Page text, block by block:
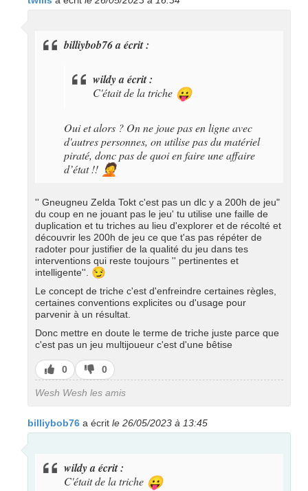
billiybob76 a écrit :
wildy a écrit :
C'était de la triche 😛
Oui et alors ? On ne joue pas en ligne avec
d'autres personnes, on utilise pas du matériel
piraté, donc pas de quoi en faire une affaire
d’état !! 🤦
'' Gneugneu Zelda Tokt c'est pas un dlc y a 200h de jeu"
du coup en ne jouant pas le jeu' tu utilise une faille de
duplication et tu triches au lieu d'explorer et de récolté et
découvrir les 200h de jeu ce que t'as pas répéter de
radoter pour justifier de la qualité du jeu dans tes
interventions qui reste toujours '' pertinentes et
intelligente''. 😏
Le concept de triche c'est d'enfreindre certaines règles,
certaines conventions explicites ou d'usage pour
parvenir à un résultat.
Donc mettre en doute le terme de triche juste parce que
c'est pas un jeu multijoueur c'est d'une bêtise
J’aime
0
J’aime
pas
0
Wesh Wesh les amis
billiybob76 a écrit le 26/05/2023 à 13:45
wildy a écrit :
C'était de la triche 😛